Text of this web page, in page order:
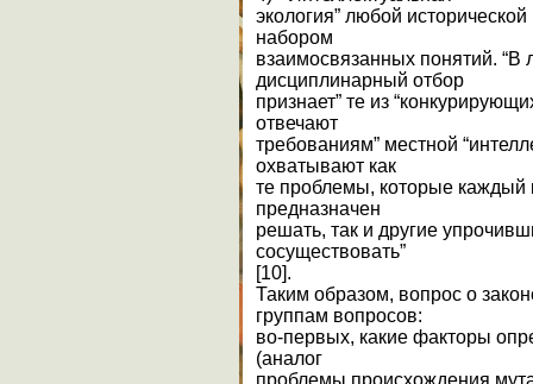
экология” любой
набором
взаимосвязанных понятий.
дисциплинарный отбор
признает” те из
отвечают
требованиям” местной
охватывают как
те проблемы, которые каждый
предназначен
решать, так и другие
сосуществовать”
[10].
Таким образом, вопрос о
группам вопросов:
во-первых, какие факторы
(аналог
проблемы происхождения